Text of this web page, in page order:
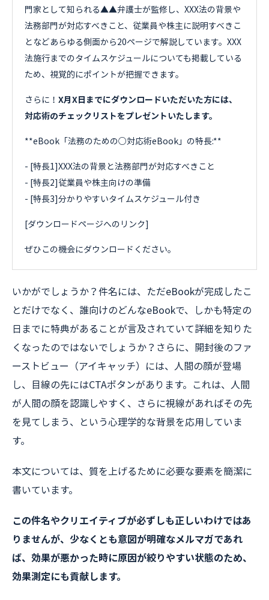
門家として知られる▲▲弁護士が監修し、XXX法の背景や
法務部門が対応すべきこと、従業員や株主に説明すべきこ
となどあらゆる側面から20ページで解説しています。XXX
法施行までのタイムスケジュールについても掲載している
ため、視覚的にポイントが把握できます。
さらに！ X月X日までにダウンロードいただいた方には、
対応術のチェックリストをプレゼントいたします。
**eBook「法務のための○対応術eBook」の特長:**
- [特長1]XXX法の背景と法務部門が対応すべきこと
- [特長2]従業員や株主向けの準備
- [特長3]分かりやすいタイムスケジュール付き
[ダウンロードページへのリンク]
ぜひこの機会にダウンロードください。
いかがでしょうか？件名には、ただeBookが完成したこ
とだけでなく、誰向けのどんなeBookで、しかも特定の
日までに特典があることが言及されていて詳細を知りた
くなったのではないでしょうか？さらに、開封後のファ
ーストビュー（アイキャッチ）には、人間の顔が登場
し、目線の先にはCTAボタンがあります。これは、人間
が人間の顔を認識しやすく、さらに視線があればその先
を見てしまう、という心理学的な背景を応用していま
す。
本文については、質を上げるために必要な要素を簡潔に
書いています。
この件名やクリエイティブが必ずしも正しいわけではあ
りませんが、少なくとも意図が明確なメルマガであれ
ば、効果が悪かった時に原因が絞りやすい状態のため、
効果測定にも貢献します。